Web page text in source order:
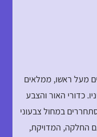
מעל ראשו, ממלאים
כדורי האור והצבע
במחול צבעוני
החלקה, המדויקת,